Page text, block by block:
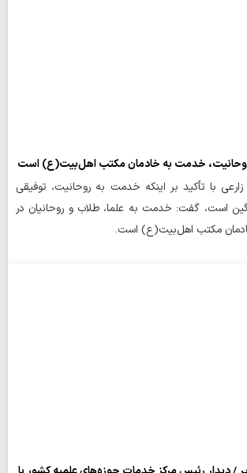
خدمت به خادمان مکتب اهل‌بیت(ع) است
با تأکید بر اینکه خدمت به روحانیت، توفیقی
است، گفت: خدمت به علما، طلاب و روحانیان در
مکتب اهل‌بیت(ع) است.